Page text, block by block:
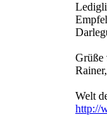
Grüße
Welt
http://